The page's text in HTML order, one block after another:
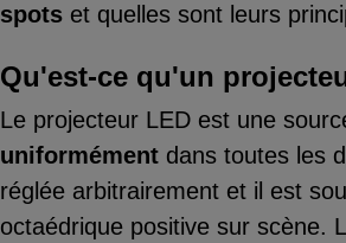
spots et quelles sont leurs
Qu'est-ce qu'un
Le projecteur LED est une
uniformément dans toutes les
réglée arbitrairement et il est
octaédrique positive sur scène.